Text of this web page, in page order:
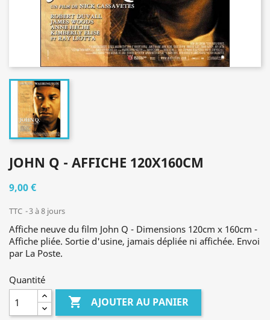
JOHN Q - AFFICHE 120X160CM
9,00 €
TTC 3 à 8 jours
Affiche neuve du film John Q - Dimensions 120cm x 160cm -
Affiche pliée. Sortie d'usine, jamais dépliée ni affichée. Envoi
par La Poste.
Quantité
 AJOUTER AU PANIER